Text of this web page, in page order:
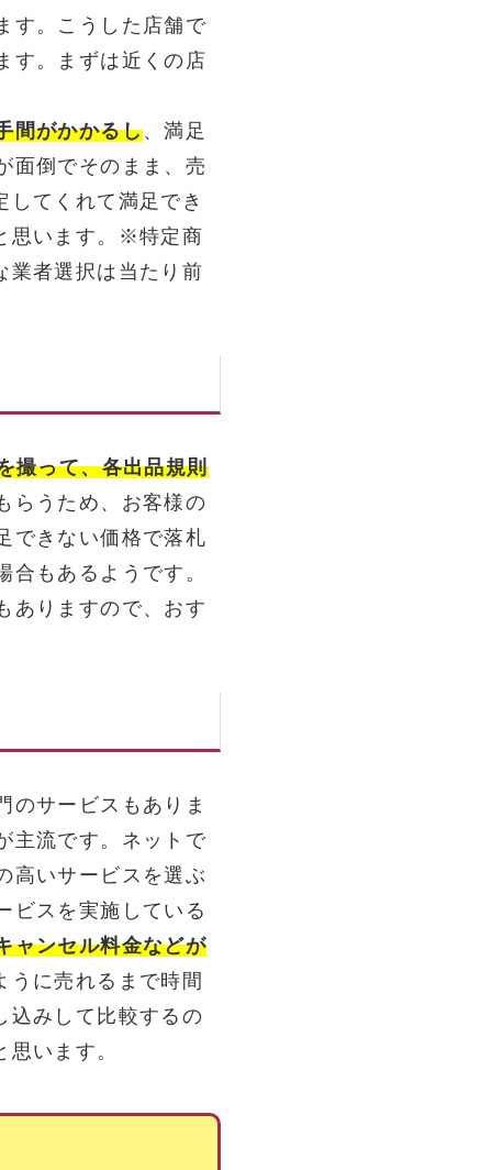
す。こうした店舗で
す。まずは近くの店
間がかかるし、満足
面倒でそのまま、売
てくれて満足でき
思います。※特定商
業者選択は当たり前
撮って、各出品規則
らうため、お客様の
できない価格で落札
もあるようです。
ありますので、おす
のサービスもありま
主流です。ネットで
高いサービスを選ぶ
ビスを実施している
ャンセル料金などが
うに売れるまで時間
込みして比較するの
います。